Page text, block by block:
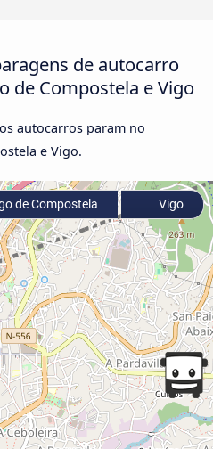
de autocarro
de Compostela e Vigo
autocarros param no
e Vigo.
de Compostela Vigo